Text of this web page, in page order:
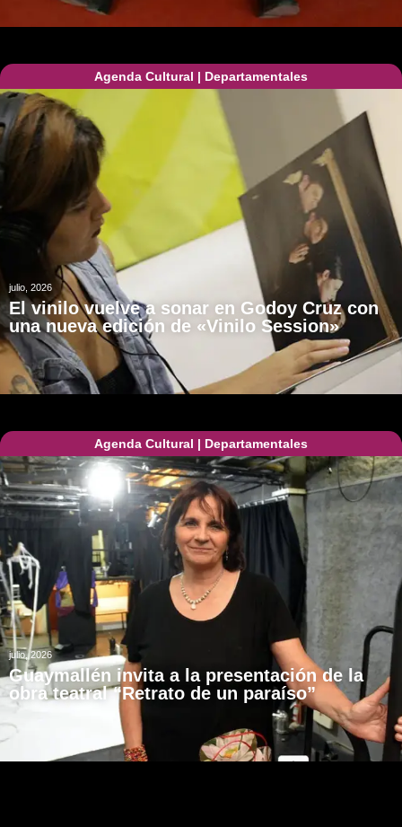
Agenda Cultural | Departamentales
julio, 2026
El vinilo vuelve a sonar en Godoy Cruz con
una nueva edición de «Vinilo Session»
Agenda Cultural | Departamentales
julio, 2026
Guaymallén invita a la presentación de la
obra teatral “Retrato de un paraíso”